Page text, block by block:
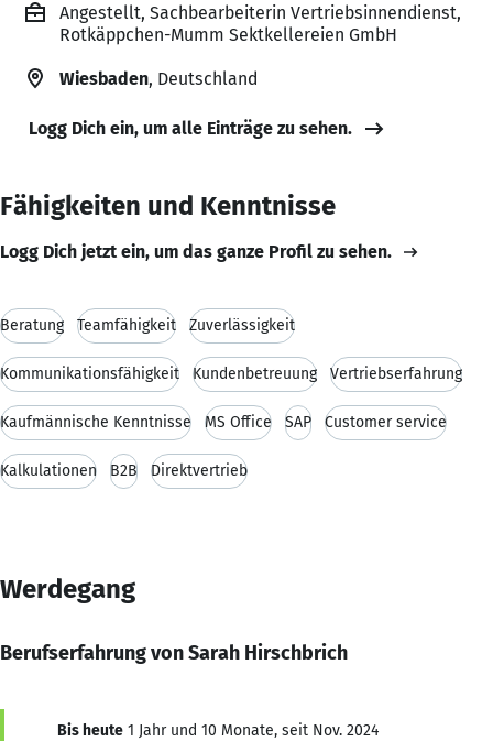
Angestellt, Sachbearbeiterin Vertriebsinnendienst,
Rotkäppchen-Mumm Sektkellereien GmbH
Wiesbaden, Deutschland
Logg Dich ein, um alle Einträge zu sehen.
Fähigkeiten und Kenntnisse
Logg Dich jetzt ein, um das ganze Profil zu sehen.
Beratung Teamfähigkeit Zuverlässigkeit
Kommunikationsfähigkeit Kundenbetreuung Vertriebserfahrung
Kaufmännische Kenntnisse MS Office SAP Customer service
Kalkulationen B2B Direktvertrieb
Werdegang
Berufserfahrung von Sarah Hirschbrich
Bis heute 1 Jahr und 10 Monate, seit Nov. 2024